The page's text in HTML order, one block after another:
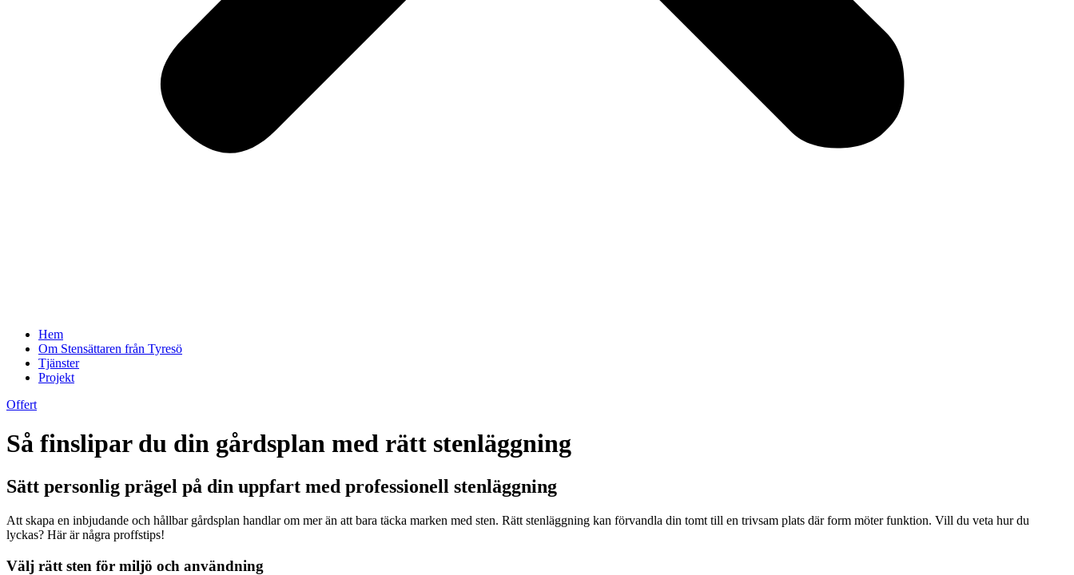
Hem
Om Stensättaren från Tyresö
Tjänster
Projekt
Offert
Så finslipar du din gårdsplan med rätt stenläggning
Sätt personlig prägel på din uppfart med professionell stenläggning
Att skapa en inbjudande och hållbar gårdsplan handlar om mer än att bara täcka marken med sten. Rätt stenläggning kan förvandla din tomt till en trivsam plats där form möter funktion. Vill du veta hur du
lyckas? Här är några proffstips!
Välj rätt sten för miljö och användning